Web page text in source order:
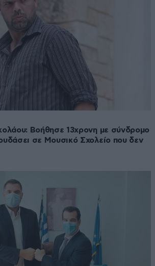
Βοήθησε 13χρονη με σύνδρομο
σε Μουσικό Σχολείο που δεν